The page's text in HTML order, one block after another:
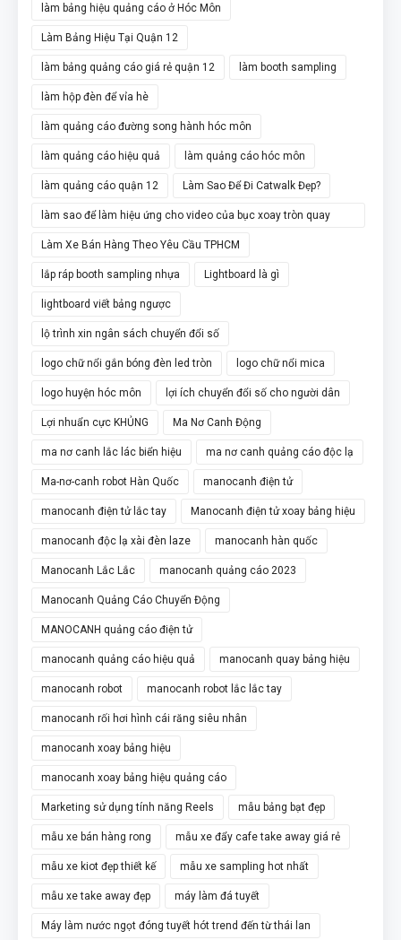
làm bảng hiệu quảng cáo ở Hóc Môn
Làm Bảng Hiệu Tại Quận 12
làm bảng quảng cáo giá rẻ quận 12 làm booth sampling
làm hộp đèn để vỉa hè
làm quảng cáo đường song hành hóc môn
làm quảng cáo hiệu quả làm quảng cáo hóc môn
làm quảng cáo quận 12 Làm Sao Để Đi Catwalk Đẹp?
làm sao để làm hiệu ứng cho video của bục xoay tròn quay
video 360
Làm Xe Bán Hàng Theo Yêu Cầu TPHCM
lắp ráp booth sampling nhựa Lightboard là gì
lightboard viết bảng ngược
lộ trình xin ngân sách chuyển đổi số
logo chữ nổi gắn bóng đèn led tròn logo chữ nổi mica
logo huyện hóc môn lợi ích chuyển đổi số cho người dân
Lợi nhuẩn cực KHỦNG Ma Nơ Canh Động
ma nơ canh lắc lác biển hiệu ma nơ canh quảng cáo độc lạ
Ma-nơ-canh robot Hàn Quốc manocanh điện tử
manocanh điện tử lắc tay Manocanh điện tử xoay bảng hiệu
manocanh độc lạ xài đèn laze manocanh hàn quốc
Manocanh Lắc Lắc manocanh quảng cáo 2023
Manocanh Quảng Cáo Chuyển Động
MANOCANH quảng cáo điện tử
manocanh quảng cáo hiệu quả manocanh quay bảng hiệu
manocanh robot manocanh robot lắc lắc tay
manocanh rối hơi hình cái răng siêu nhân
manocanh xoay bảng hiệu
manocanh xoay bảng hiệu quảng cáo
Marketing sử dụng tính năng Reels mẫu bảng bạt đẹp
mẫu xe bán hàng rong mẫu xe đẩy cafe take away giá rẻ
mẫu xe kiot đẹp thiết kế mẫu xe sampling hot nhất
mẫu xe take away đẹp máy làm đá tuyết
Máy làm nước ngọt đóng tuyết hót trend đến từ thái lan